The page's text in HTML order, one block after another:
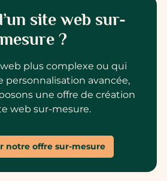
site web sur-
mesure ?
plus complexe ou qui
personnalisation avancée,
une offre de création
web sur-mesure.
notre offre sur-mesure